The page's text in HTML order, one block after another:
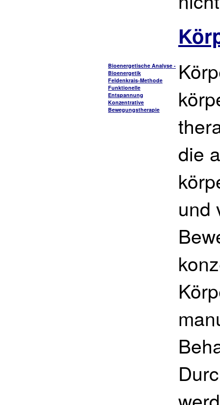
Bioenergetische Analyse -
Bioenergetik
Feldenkrais-Methode
Funktionelle
Entspannung
Konzentrative
Bewegungstherapie
die
und